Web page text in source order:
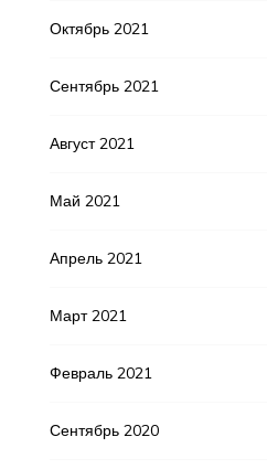
Октябрь 2021
Сентябрь 2021
Август 2021
Май 2021
Апрель 2021
Март 2021
Февраль 2021
Сентябрь 2020